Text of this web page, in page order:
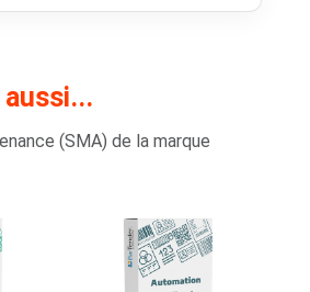
aussi...
(SMA) de la marque